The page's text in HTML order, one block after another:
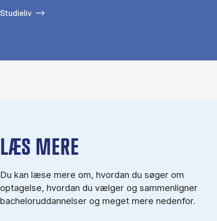
Studieliv
LÆS MERE
Du kan læse mere om, hvordan du søger om
optagelse, hvordan du vælger og sammenligner
bacheloruddannelser og meget mere nedenfor.